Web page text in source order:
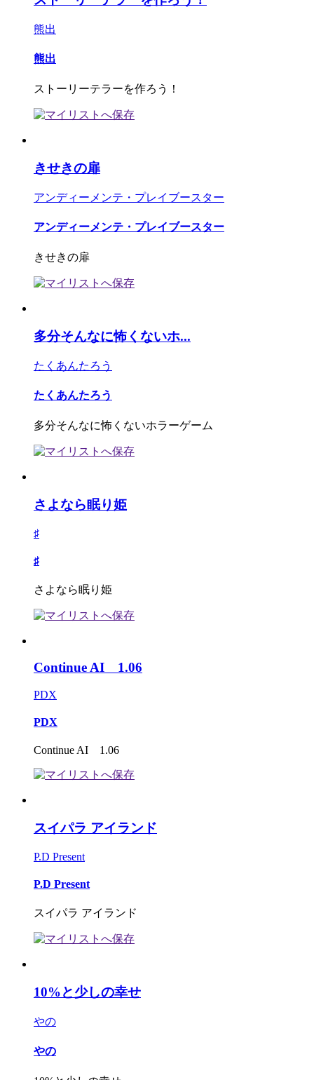
熊出
熊出
ストーリーテラーを作ろう！
きせきの扉
アンディーメンテ・プレイブースター
アンディーメンテ・プレイブースター
きせきの扉
多分そんなに怖くないホ...
たくあんたろう
たくあんたろう
多分そんなに怖くないホラーゲーム
さよなら眠り姫
♯
♯
さよなら眠り姫
Continue AI 1.06
PDX
PDX
Continue AI 1.06
スイパラ アイランド
P.D Present
P.D Present
スイパラ アイランド
10%と少しの幸せ
やの
やの